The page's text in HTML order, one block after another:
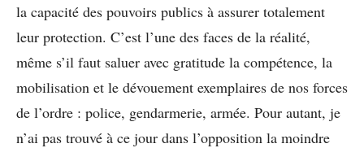
la capacité des pouvoirs publics à assurer totalement
leur protection. C’est l’une des faces de la réalité,
même s’il faut saluer avec gratitude la compétence, la
mobilisation et le dévouement exemplaires de nos forces
de l’ordre : police, gendarmerie, armée. Pour autant, je
n’ai pas trouvé à ce jour dans l’opposition la moindre